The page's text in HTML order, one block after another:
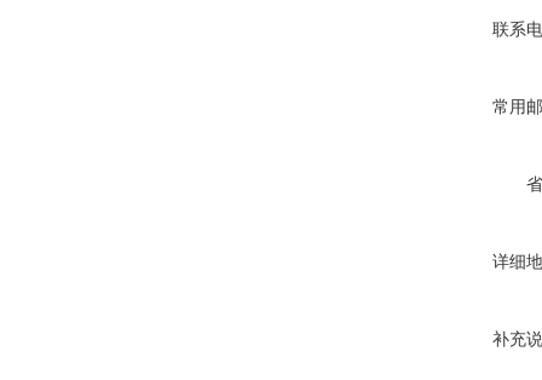
联系
常用
详细
补充